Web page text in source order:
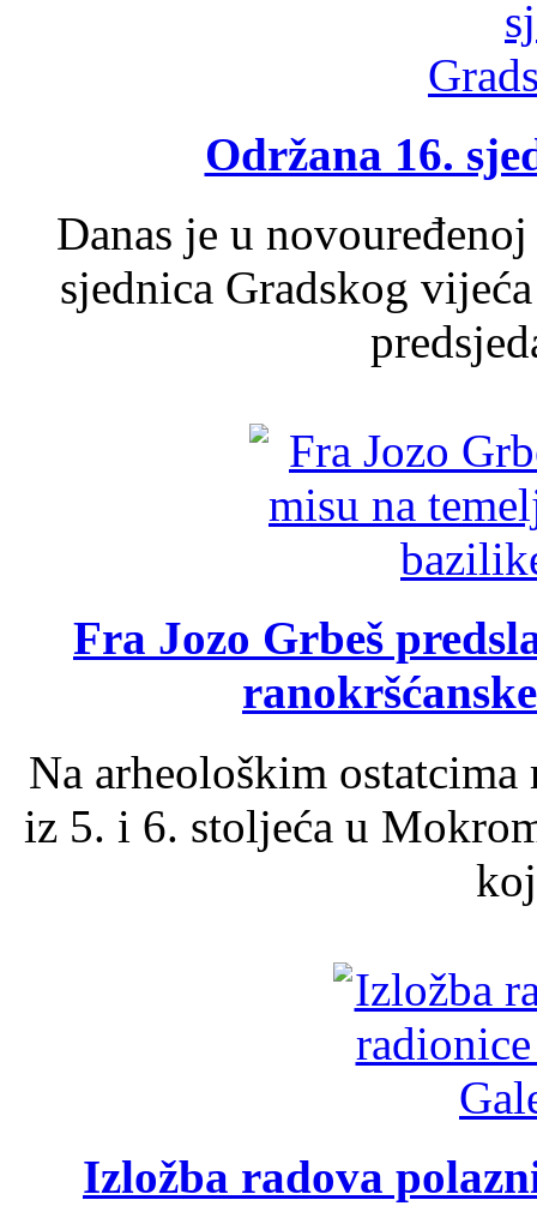
Održana 16.
Danas je u
sjednica Gradskog
Fra Jozo Grbeš
Na arheološkim
iz 5. i 6. stoljeća u
Izložba radova